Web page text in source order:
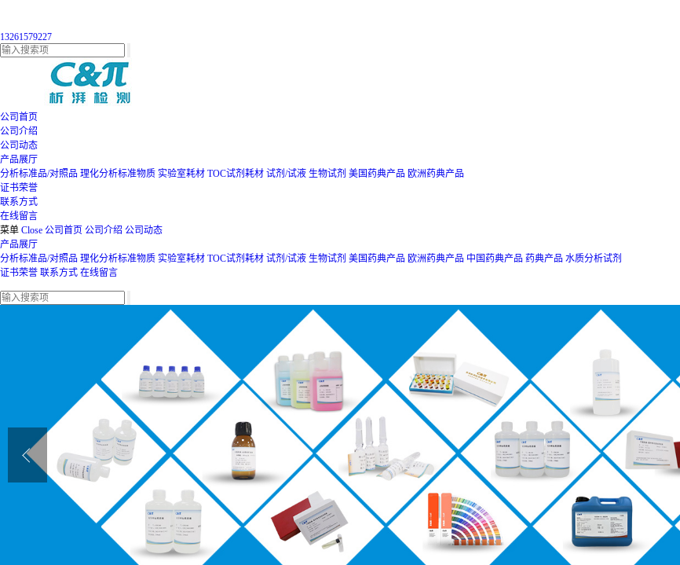
13261579227
公司首页
公司介绍
公司动态
产品展厅
分析标准品/对照品 理化分析标准物质 实验室耗材 TOC试剂耗材 试剂/试液 生物试剂 美国药典产品 欧洲药典产品
证书荣誉
联系方式
在线留言
菜单 Close 公司首页 公司介绍 公司动态
产品展厅
分析标准品/对照品 理化分析标准物质 实验室耗材 TOC试剂耗材 试剂/试液 生物试剂 美国药典产品 欧洲药典产品 中国药典产品 药典产品 水质分析试剂
证书荣誉 联系方式 在线留言